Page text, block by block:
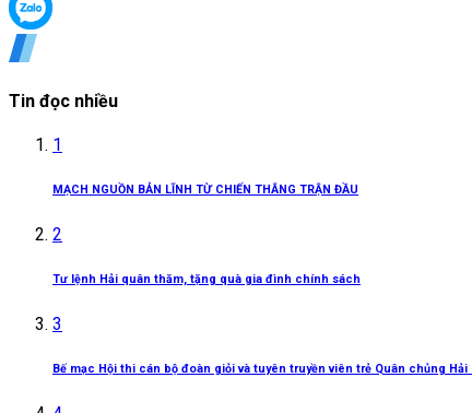
Tin đọc nhiều
1
MẠCH NGUỒN BẢN LĨNH TỪ CHIẾN THẮNG TRẬN ĐẦU
2
Tư lệnh Hải quân thăm, tặng quà gia đình chính sách
3
Bế mạc Hội thi cán bộ đoàn giỏi và tuyên truyền viên trẻ Quân chủng